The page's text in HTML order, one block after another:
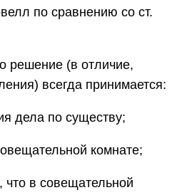
по сравнению со ст.
решение (в отличие,
всегда принимается:
дела по существу;
комнате;
что в совещательной